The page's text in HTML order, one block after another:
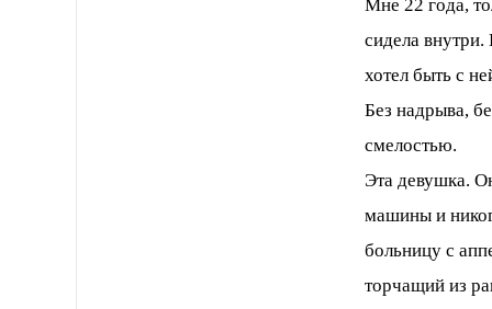
Мне 22 года,
сидела
хотел быть с
Без надрыва,
смелостью.
Эта девушка.
машины и
больницу с
торчащий из